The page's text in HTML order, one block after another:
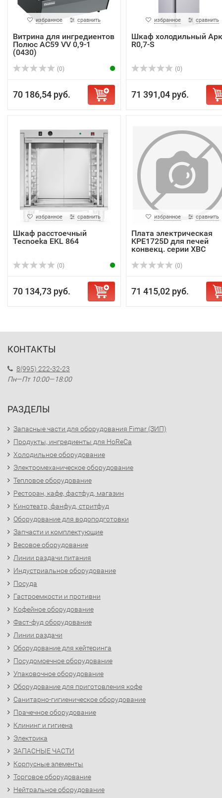
избранное сравнить
Витрина для ингредиентов
Полюс AC59 VV 0,9-1
(0430)
(0)
70 186,54 руб.
избранное сравнить
Шкаф холодильный
R0,7-S
(0)
71 391,04 руб.
избранное сравнить
Шкаф расстоечный
Tecnoeka EKL 864
(0)
70 134,73 руб.
избранное сравнить
Плата электрическая
KPE1725D для печей
конвекц. серии XBC
(0)
71 415,02 руб.
КОНТАКТЫ
8(995) 222-32-23
Пн—Пт 10:00—18:00
РАЗДЕЛЫ
Запасные части для оборудования Fimar (ЗИП)
Продукты, ингредиенты для HoReCa
Холодильное оборудование
Электромеханическое оборудование
Тепловое оборудование
Ресторан, кафе, фастфуд, магазин
Кинотеатр, фанфуд, стритфуд
Оборудование для водоподготовки
Запчасти и комплектующие
Весовое оборудование
Линии раздачи питания
Индустриальное оборудование
Посуда
Гастроемкости и противни
Кофейное оборудование
Фаст-фуд оборудование
Линии раздачи
Оборудование для кейтеринга
Посудомоечное оборудование
Упаковочное оборудование
Оборудование для приготовления кофе
Санитарно-гигиеническое оборудование
Прачечное оборудование
Клининг и гигиена
Электрика
ЗАПАСНЫЕ ЧАСТИ
Корпусные элементы
Торговое оборудование
Нейтральное оборудование